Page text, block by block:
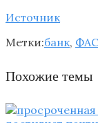
Источник
Метки:банк, ФАС
Похожие темы